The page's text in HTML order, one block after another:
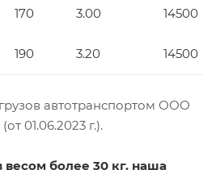
170 3.00 14500
190 3.20 14500
автотранспортом ООО
01.06.2023 г.).
весом более 30 кг. наша